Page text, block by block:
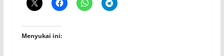
Menyukai ini: